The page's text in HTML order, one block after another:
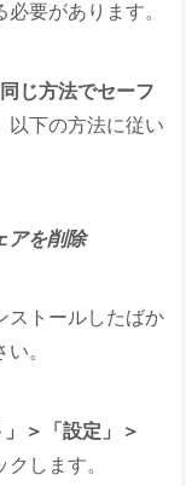
要があります。
じ方法でセーフ
以下の方法に従い
アを削除
ストールしたばか
。
」＞「設定」＞
クします。